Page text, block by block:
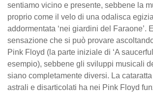
sentiamo vicino e presente, sebbene la
proprio come il velo di una odalisca
addormentata ‘nei giardini del Faraone’.
sensazione che si può provare
Pink Floyd (la parte iniziale di ‘A
esempio), sebbene gli sviluppi musicali
siano completamente diversi. La
astrali e disarticolati ha nei Pink Floyd